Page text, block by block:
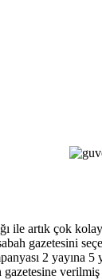
artık çok
gazetesini
2